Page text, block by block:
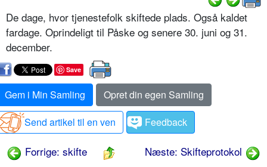
De dage, hvor tjenestefolk skiftede plads. Også kaldet
fardage. Oprindeligt til Påske og senere 30. juni og 31.
december.
Save
Gem i Min Samling
Opret din egen Samling
Send artikel til en ven
Feedback
Forrige: skifte
Næste: Skifteprotokol